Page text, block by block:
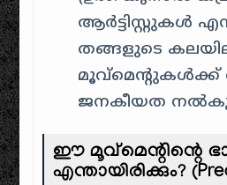
ആർട്ടിസ്റ്റുകൾ
തങ്ങളുടെ
മൂവ്മെന്റുകൾക്ക്
ജനകീയത
ഈ മൂവ്മെന്റിന്റെ
എന്തായിരിക്കും?